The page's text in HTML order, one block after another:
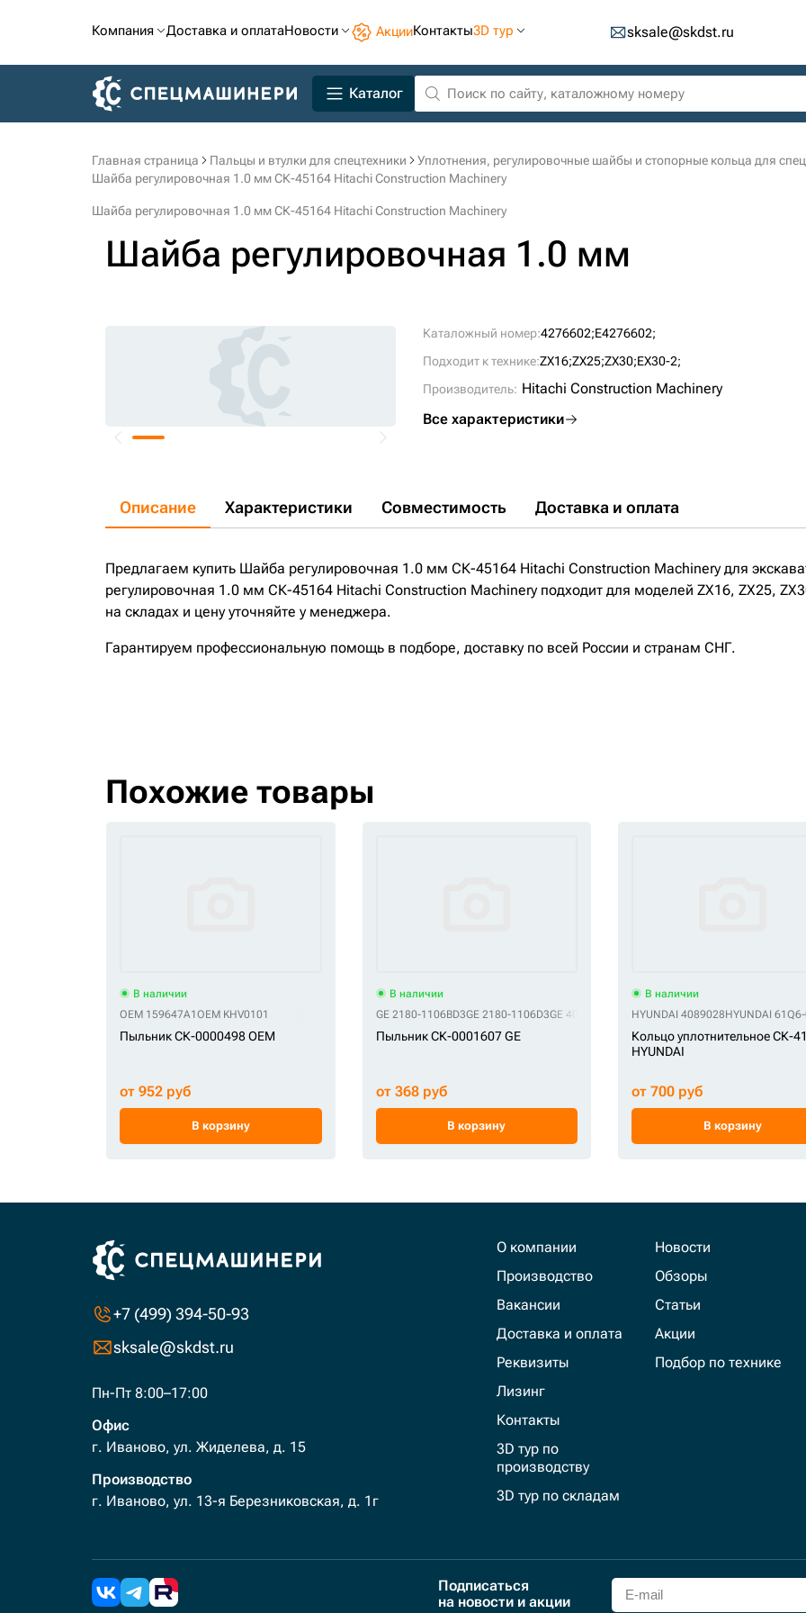
Компания Доставка и оплатаНовости АкцииКонтакты3D тур sksale@skdst.ru
Каталог
Главная страница Пальцы и втулки для спецтехники
Уплотнения, регулировочные шайбы и стопорные кольца для
Шайба регулировочная 1.0 мм СК-45164 Hitachi Construction Machinery
Шайба регулировочная 1.0 мм СК-45164 Hitachi Construction Machinery
Шайба регулировочная 1.0 мм
Каталожный номер:4276602;E4276602;
Подходит к технике:ZX16;ZX25;ZX30;EX30-2;
Производитель: Hitachi Construction Machinery
Все характеристики
Описание Характеристики Совместимость Доставка и оплата
Предлагаем купить Шайба регулировочная 1.0 мм СК-45164 Hitachi Construction Machinery для
регулировочная 1.0 мм СК-45164 Hitachi Construction Machinery подходит для моделей ZX16, ZX25,
на складах и цену уточняйте у менеджера.
Гарантируем профессиональную помощь в подборе, доставку по всей России и странам СНГ.
Похожие товары
В наличии
OEM 159647A1OEM KHV0101
Пыльник СК-0000498 OEM
от 952 руб
В корзину
В наличии
GE 2180-1106BD3GE 2180-1106D3GE 4065687 GE DS5501003GE DS5502003GE S700-
Пыльник СК-0001607 GE
от 368 руб
В корзину
В наличии
HYUNDAI 4089028HYUNDAI 61Q6-
Кольцо уплотнительное СК-
HYUNDAI
от 700 руб
В корзину
+7 (499) 394-50-93
sksale@skdst.ru
Пн-Пт 8:00–17:00
Офис
г. Иваново, ул. Жиделева, д. 15
Производство
г. Иваново, ул. 13-я Березниковская, д. 1г
О компании
Производство
Вакансии
Доставка и оплата
Реквизиты
Лизинг
Контакты
3D тур по
производству
3D тур по складам
Новости
Обзоры
Статьи
Акции
Подбор по технике
Подписаться
на новости и акции